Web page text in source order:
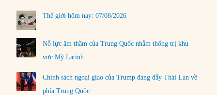
Thế giới hôm nay: 07/08/2026
Nỗ lực âm thầm của Trung Quốc nhằm thống trị khu
vực Mỹ Latinh
Chính sách ngoại giao của Trump đang đẩy Thái Lan về
phía Trung Quốc